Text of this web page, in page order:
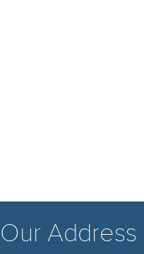
Our Address